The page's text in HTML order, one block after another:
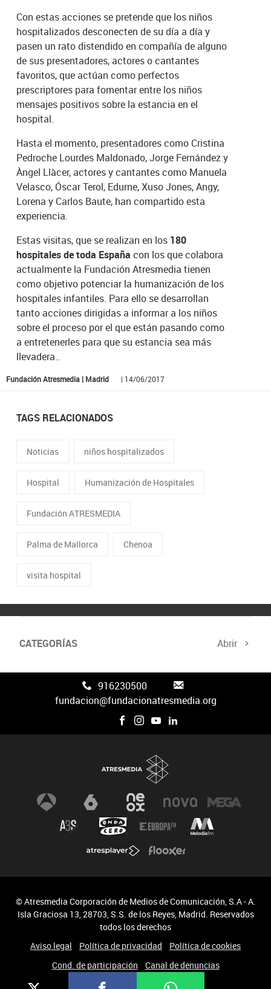
Con estas acciones se pretende que los niños
hospitalizados desconecten de su día a día y
pasen un rato distendido en compañía de alguno
de sus presentadores, actores o cantantes
favoritos, que actúan como perfectos
prescriptores para fomentar entre los niños
mensajes positivos sobre la estancia en el
hospital.
Hasta el momento, presentadores como Cristina
Pedroche Lourdes Maldonado, Jorge Fernández y
Àngel Llàcer, actores y cantantes como Manuela
Velasco, Óscar Terol, Edurne, Xuso Jones, Angy,
Lorena y Carlos Baute, han compartido esta
experiencia.
Estas visitas, que se realizan en los 180
hospitales de toda España con los que colabora
actualmente la Fundación Atresmedia tienen
como objetivo potenciar la humanización de los
hospitales infantiles. Para ello se desarrollan
tanto acciones dirigidas a informar a los niños
sobre el proceso por el que están pasando como
a entretenerles para que su estancia sea más
llevadera..
Fundación Atresmedia | Madrid | 14/06/2017
TAGS RELACIONADOS
Noticias niños hospitalizados
Hospital Humanización de Hospitales
Fundación ATRESMEDIA
Palma de Mallorca Chenoa
visita hospital
CATEGORÍAS Abrir
Canal FAN3
916230500
fundacion@fundacionatresmedia.org
© Atresmedia Corporación de Medios de Comunicación, S.A - A.
Isla Graciosa 13, 28703, S.S. de los Reyes, Madrid. Reservados
todos los derechos
Aviso legal
Política de privacidad
Política de cookies
Cond. de participación
Canal de denuncias